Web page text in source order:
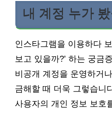
내 계정 누가
인스타그램을 이용하다
보고 있을까?’ 하는 궁금
비공개 계정을 운영하거
금해할 때 더욱 그렇습니
사용자의 개인 정보 보호